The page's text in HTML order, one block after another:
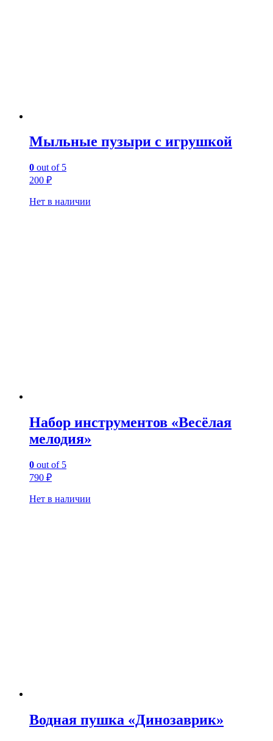
Мыльные пузыри с игрушкой
0 out of 5
200 ₽
Нет в наличии
Набор инструментов «Весёлая
мелодия»
0 out of 5
790 ₽
Нет в наличии
Водная пушка «Динозаврик»